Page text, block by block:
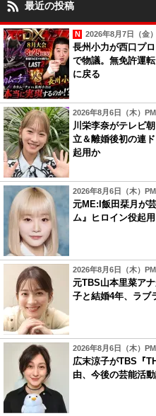
最近の投稿
2026年8月7日（金
長州小力が西口プ
で物議。無免許運
に戻る
2026年8月6日（木）
川栄李奈がテレビ
立＆離婚後初の連
起用か
2026年8月6日（木）
元ME:I飯田栞月が
ム』ヒロイン役起
2026年8月6日（木）
元TBS山本里菜ア
子と結婚4年、ラブ
2026年8月6日（木）
広末涼子がTBS『
由、今後の芸能活